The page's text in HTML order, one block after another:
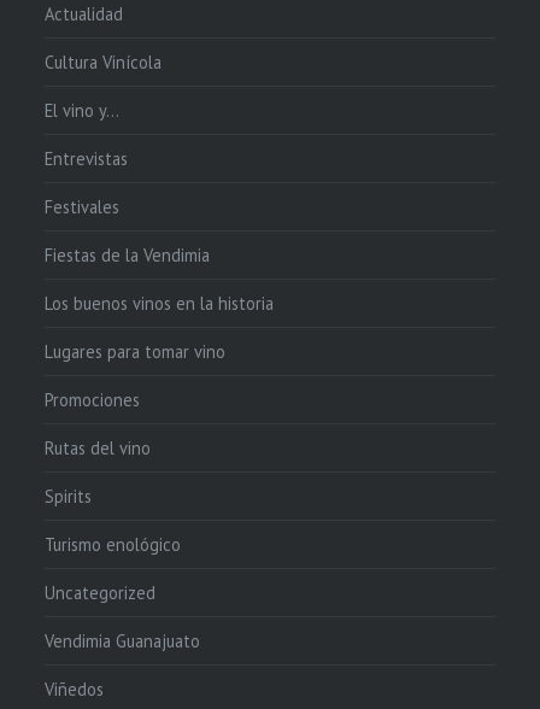
Actualidad
Cultura Vinícola
El vino y…
Entrevistas
Festivales
Fiestas de la Vendimia
Los buenos vinos en la historia
Lugares para tomar vino
Promociones
Rutas del vino
Spirits
Turismo enológico
Uncategorized
Vendimia Guanajuato
Viñedos